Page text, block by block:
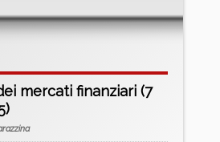
mercati finanziari (7